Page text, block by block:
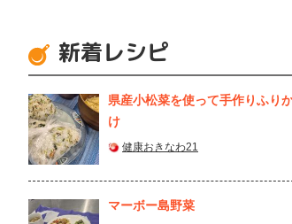
新着レシピ
県産⼩松菜を使って⼿作りふり
け
健康おきなわ21
マーボー島野菜